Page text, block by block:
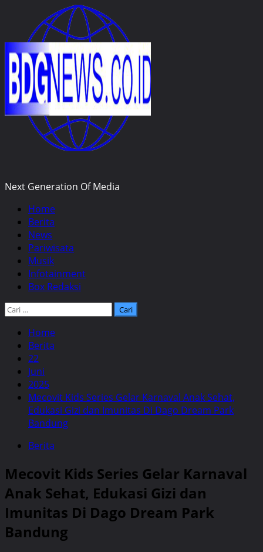
content
Next Generation Of Media
Primary
Menu
Home
Berita
News
Pariwisata
Musik
Infotainment
Box Redaksi
Cari
Home
Berita
22
Juni
2025
Mecovit Kids Series Gelar Karnaval Anak Sehat,
Edukasi Gizi dan Imunitas Di Dago Dream Park
Bandung
Berita
Mecovit Kids Series Gelar Karnaval
Anak Sehat, Edukasi Gizi dan
Imunitas Di Dago Dream Park
Bandung